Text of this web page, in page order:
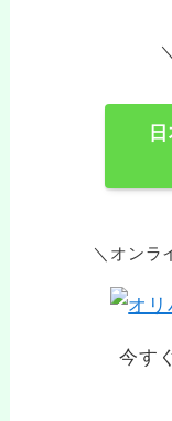
＼オンラ
今す